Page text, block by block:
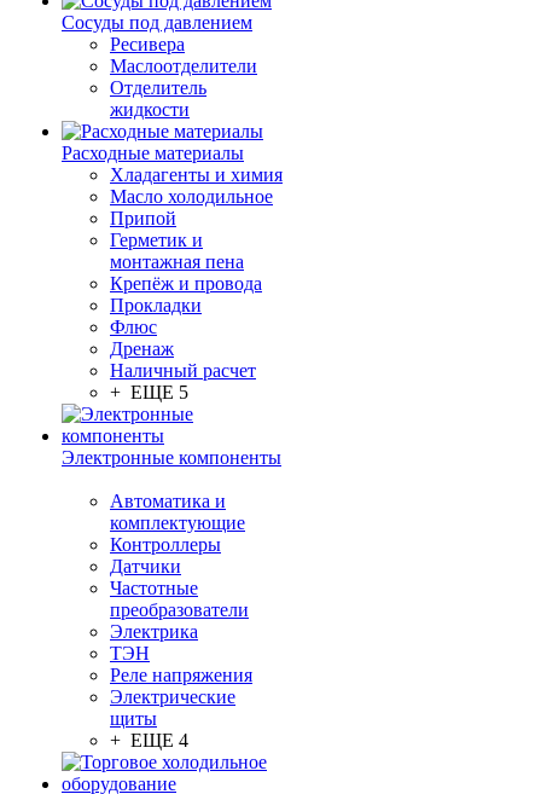
Сосуды под давлением
Ресивера
Маслоотделители
Отделитель
жидкости
Расходные материалы
Хладагенты и химия
Масло холодильное
Припой
Герметик и
монтажная пена
Крепёж и провода
Прокладки
Флюс
Дренаж
Наличный расчет
+ ЕЩЕ 5
Электронные компоненты
Автоматика и
комплектующие
Контроллеры
Датчики
Частотные
преобразователи
Электрика
ТЭН
Реле напряжения
Электрические
щиты
+ ЕЩЕ 4